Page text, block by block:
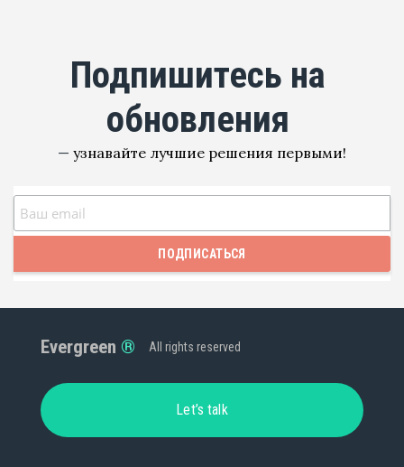
подпишитесь на
обновления
— узнавайте лучшие решения первыми!
Evergreen All rights reserved
Let’s talk